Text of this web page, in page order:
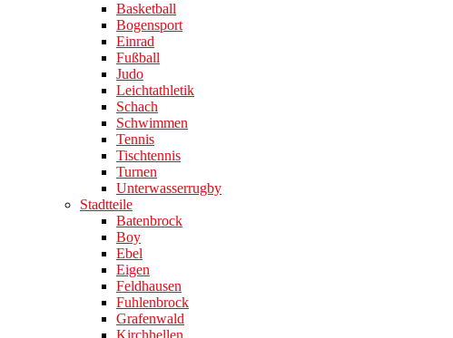
Basketball
Bogensport
Einrad
Fußball
Judo
Leichtathletik
Schach
Schwimmen
Tennis
Tischtennis
Turnen
Unterwasserrugby
Stadtteile
Batenbrock
Boy
Ebel
Eigen
Feldhausen
Fuhlenbrock
Grafenwald
Kirchhellen